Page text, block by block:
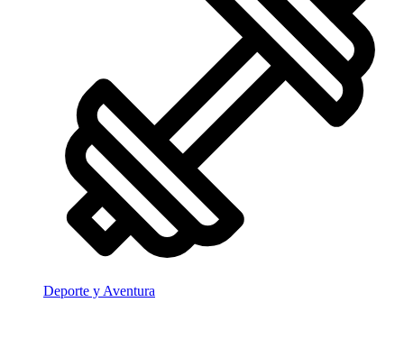
Deporte y Aventura